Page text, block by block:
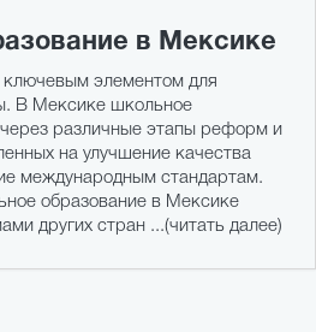
в Мексике
ключевым элементом для
В Мексике школьное
различные этапы реформ и
на улучшение качества
международным стандартам.
образование в Мексике
других стран ...(читать далее)